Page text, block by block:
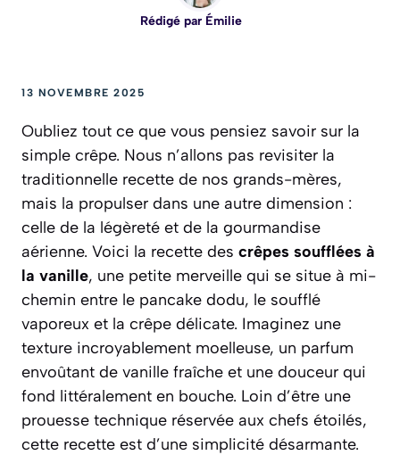
Rédigé par Émilie
13 NOVEMBRE 2025
Oubliez tout ce que vous pensiez savoir sur la
simple crêpe. Nous n’allons pas revisiter la
traditionnelle recette de nos grands-mères,
mais la propulser dans une autre dimension :
celle de la légèreté et de la gourmandise
aérienne. Voici la recette des crêpes soufflées à
la vanille, une petite merveille qui se situe à mi-
chemin entre le pancake dodu, le soufflé
vaporeux et la crêpe délicate. Imaginez une
texture incroyablement moelleuse, un parfum
envoûtant de vanille fraîche et une douceur qui
fond littéralement en bouche. Loin d’être une
prouesse technique réservée aux chefs étoilés,
cette recette est d’une simplicité désarmante.